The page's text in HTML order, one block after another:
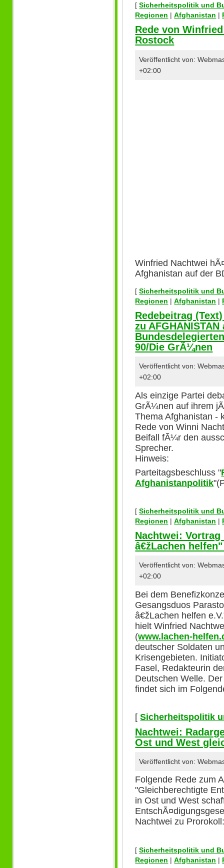
[Sicherheitspolitik und
Regionen |Afghanistan |
Rede von
Rostock
Veröffentlicht von:
+02:00
Winfried Nachtwei
Afghanistan auf der
[Sicherheitspolitik und
Regionen |Afghanistan |
Redebeitrag
zu
90/Die GrÃ¼nen
Veröffentlicht von:
+02:00
Als einzige Partei
GrÃ¼nen auf ihrem
Thema Afghanistan -
Rede von Winni
Beifall fÃ¼r den
Sprecher.
Hinweis:
Parteitagsbeschluss "
Afghanistanpolitik
[Sicherheitspolitik und
Regionen |Afghanistan |
Nachtwei:
â€žLachen
Veröffentlicht von:
+02:00
Bei dem
Gesangsduos
â€žLachen helfen
hielt Winfried
(www.lachen-
deutscher Soldaten
Krisengebieten.
Fasel, Redakteurin
Deutschen Welle.
findet sich im
[Sicherheitspolitik
Nachtwei:
Ost und West
Veröffentlicht von:
Folgende Rede zum
"Gleichberechtigte
in Ost und West
Nachtwei zu
[Sicherheitspolitik und
Regionen |Afghanistan |